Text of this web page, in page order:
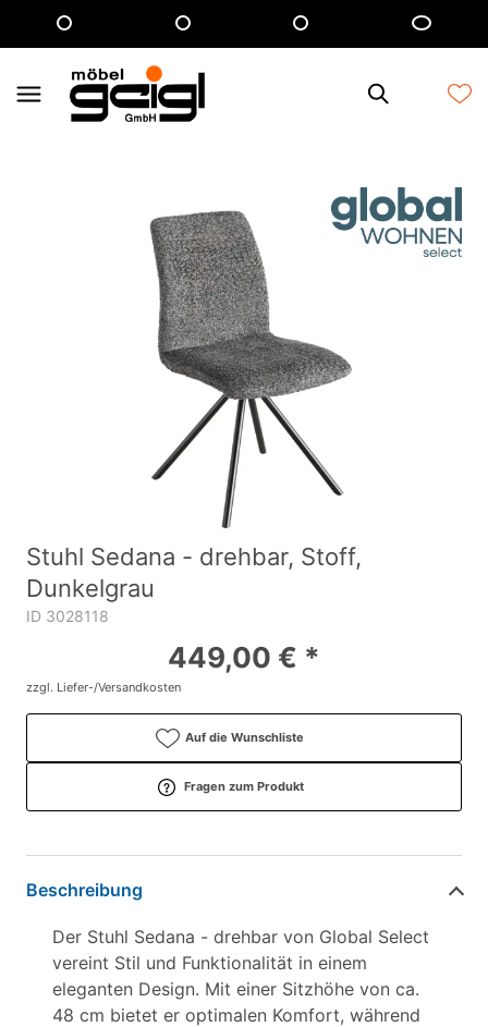
Stuhl Sedana - drehbar, Stoff,
Dunkelgrau
ID 3028118
449,00 € *
zzgl. Liefer-/Versandkosten
Auf die Wunschliste
Fragen zum Produkt
Beschreibung
Der Stuhl Sedana - drehbar von Global Select
vereint Stil und Funktionalität in einem
eleganten Design. Mit einer Sitzhöhe von ca.
48 cm bietet er optimalen Komfort, während